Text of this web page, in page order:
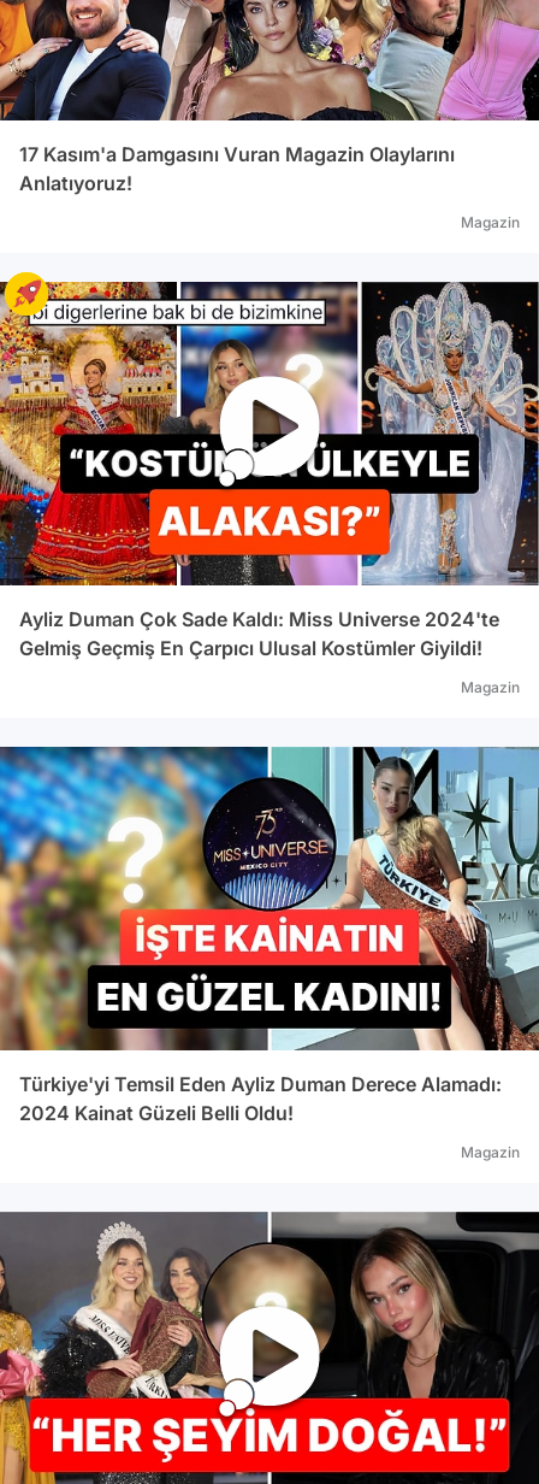
17 Kasım'a Damgasını Vuran Magazin Olaylarını
Anlatıyoruz!
Magazin
Ayliz Duman Çok Sade Kaldı: Miss Universe 2024'te
Gelmiş Geçmiş En Çarpıcı Ulusal Kostümler Giyildi!
Magazin
Türkiye'yi Temsil Eden Ayliz Duman Derece Alamadı:
2024 Kainat Güzeli Belli Oldu!
Magazin